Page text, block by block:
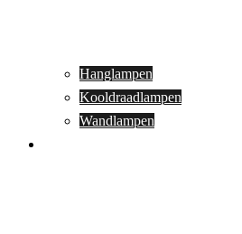
Hanglampen
Kooldraadlampen
Wandlampen